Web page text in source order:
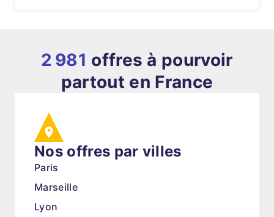
2 981 offres à pourvoir
partout en France
Nos offres par villes
Paris
Marseille
Lyon